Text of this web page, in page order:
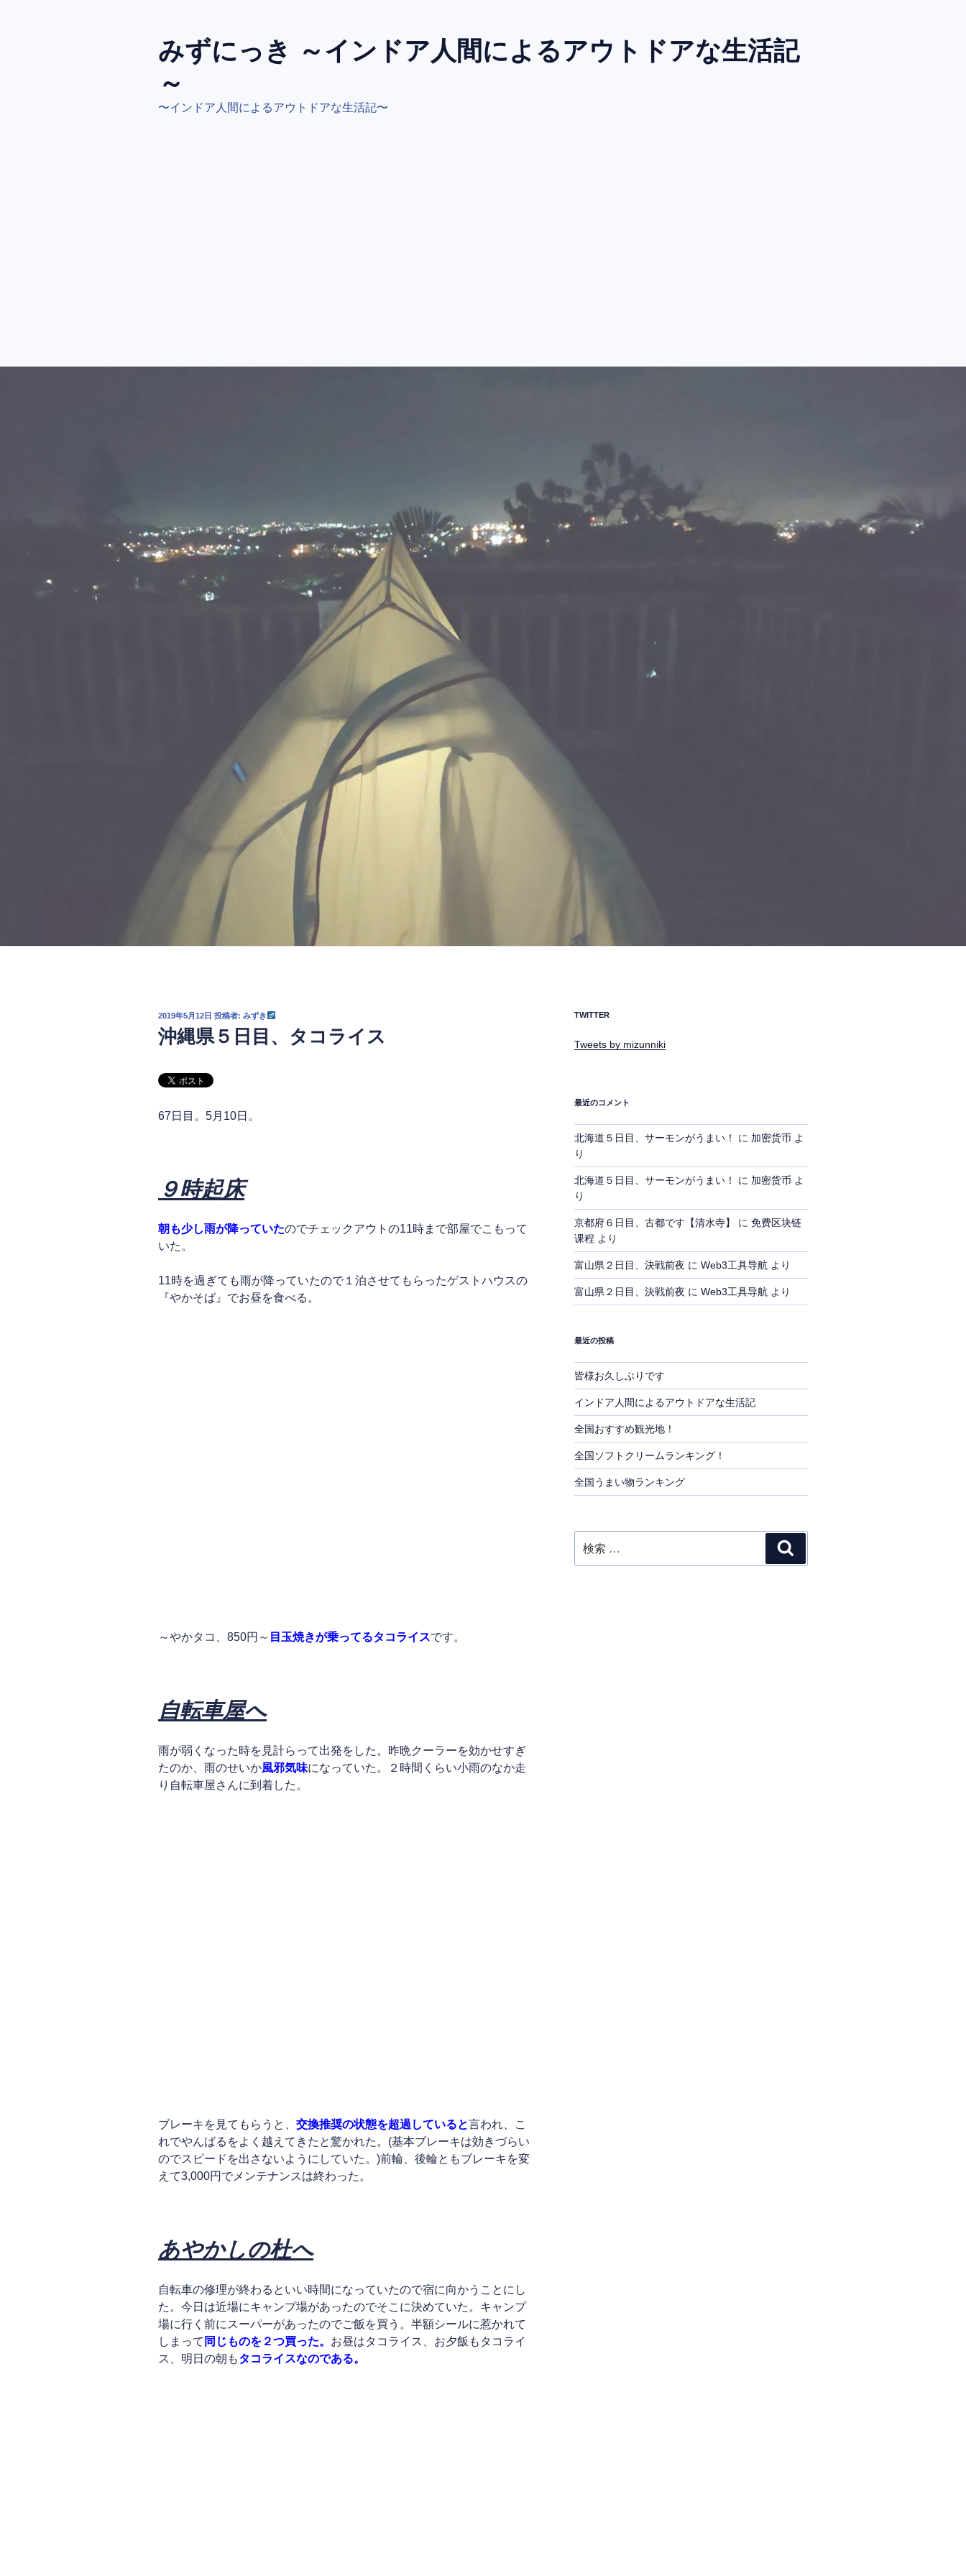
みずにっき ～インドア人間によるアウトドアな生活記
～
〜インドア人間によるアウトドアな生活記〜
投
稿
日:
2019年5月12日 投稿者: みずき
沖縄県５日目、タコライス
67日目。5月10日。
９時起床
朝も少し雨が降っていたのでチェックアウトの11時まで部屋でこもって
いた。
11時を過ぎても雨が降っていたので１泊させてもらったゲストハウスの
『やかそば』でお昼を食べる。
～やかタコ、850円～ 目玉焼きが乗ってるタコライスです。
自転車屋へ
雨が弱くなった時を見計らって出発をした。昨晩クーラーを効かせすぎ
たのか、雨のせいか風邪気味になっていた。２時間くらい小雨のなか走
り自転車屋さんに到着した。
ブレーキを見てもらうと、 交換推奨の状態を超過していると言われ、こ
れでやんばるをよく越えてきたと驚かれた。(基本ブレーキは効きづらい
のでスピードを出さないようにしていた。)前輪、後輪ともブレーキを変
えて3,000円でメンテナンスは終わった。
あやかしの杜へ
自転車の修理が終わるといい時間になっていたので宿に向かうことにし
た。今日は近場にキャンプ場があったのでそこに決めていた。キャンプ
場に行く前にスーパーがあったのでご飯を買う。半額シールに惹かれて
しまって 同じものを２つ買った。 お昼はタコライス、お夕飯もタコライ
ス、明日の朝もタコライスなのである。
TWITTER
Tweets by mizunniki
最近のコメント
北海道５日目、サーモンがうまい！ に 加密货币 よ
り
北海道５日目、サーモンがうまい！ に 加密货币 よ
り
京都府６日目、古都です【清水寺】 に 免费区块链
课程 より
富山県２日目、決戦前夜 に Web3工具导航より
富山県２日目、決戦前夜 に Web3工具导航より
最近の投稿
皆様お久しぶりです
インドア人間によるアウトドアな生活記
全国おすすめ観光地！
全国ソフトクリームランキング！
全国うまい物ランキング
索:
索